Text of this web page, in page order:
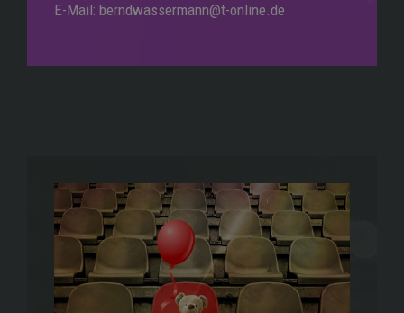
E-Mail: berndwassermann@t-online.de